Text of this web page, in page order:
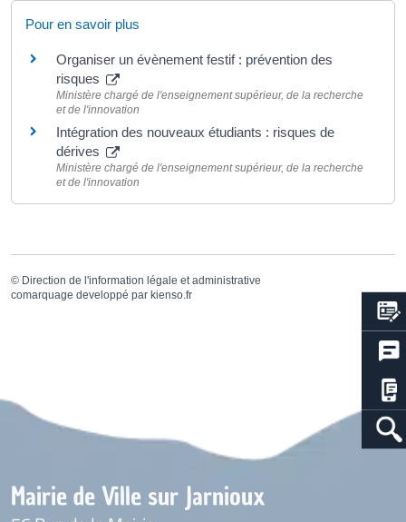
Pour en savoir plus
Organiser un évènement festif : prévention des
risques
Ministère chargé de l'enseignement supérieur, de la recherche
et de l'innovation
Intégration des nouveaux étudiants : risques de
dérives
Ministère chargé de l'enseignement supérieur, de la recherche
et de l'innovation
© Direction de l'information légale et administrative
comarquage developpé par kienso.fr
Mairie de Ville sur Jarnioux